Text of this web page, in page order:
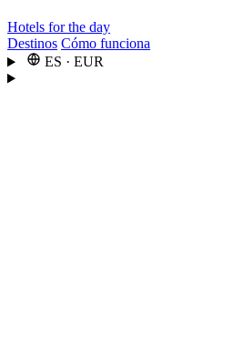
Hotels for the day
Destinos Cómo funciona
ES · EUR